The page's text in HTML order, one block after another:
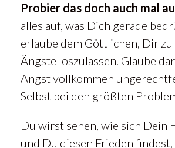
Probier das doch auch mal
alles auf, was Dich gerade
erlaube dem Göttlichen, Dir
Ängste loszulassen. Glaube
Angst vollkommen
Selbst bei den größten
Du wirst sehen, wie sich Dein
und Du diesen Frieden